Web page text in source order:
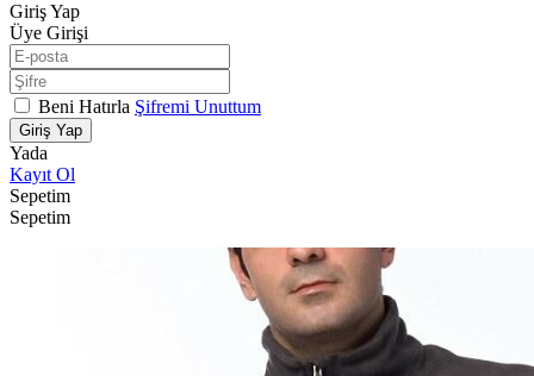
Giriş Yap
Üye Girişi
Beni Hatırla Şifremi Unuttum
Giriş Yap
Yada
Kayıt Ol
Sepetim
Sepetim